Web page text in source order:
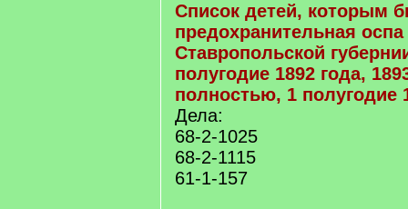
Список детей, которым
предохранительная
Ставропольской
полугодие 1892 года,
полностью, 1 полугодие
Дела:
68-2-1025
68-2-1115
61-1-157